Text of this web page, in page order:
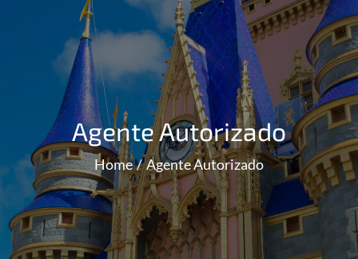
Agente Autorizado
Home Agente Autorizado